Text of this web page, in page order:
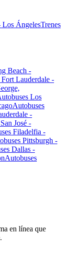
Los ÁngelesTrenes
Beach -
Lauderdale -
Los
Autobuses
-
José -
Filadelfia -
Pittsburgh -
Dallas -
Autobuses
en línea que